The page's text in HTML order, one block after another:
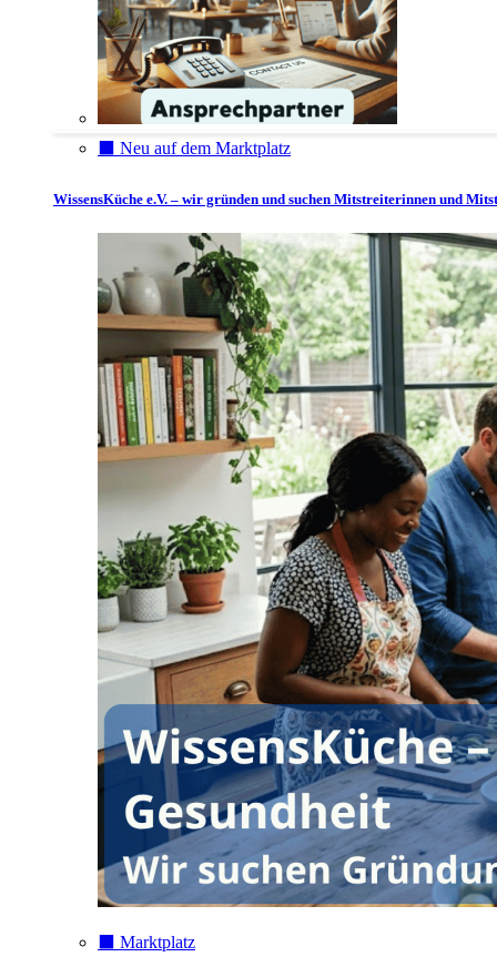
⬛️ Neu auf dem Marktplatz
WissensKüche e.V. – wir gründen und suchen Mitstreiterinnen und
⬛️ Marktplatz